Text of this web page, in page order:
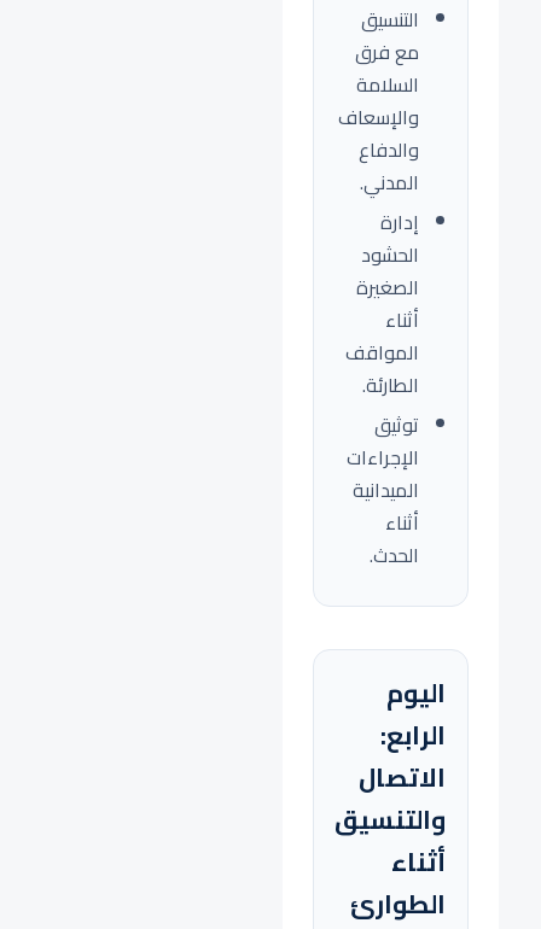
التنسيق
مع فرق
السلامة
والإسعاف
والدفاع
المدني.
إدارة
الحشود
الصغيرة
أثناء
المواقف
الطارئة.
توثيق
الإجراءات
الميدانية
أثناء
الحدث.
اليوم
الرابع:
الاتصال
والتنسيق
أثناء
الطوارئ